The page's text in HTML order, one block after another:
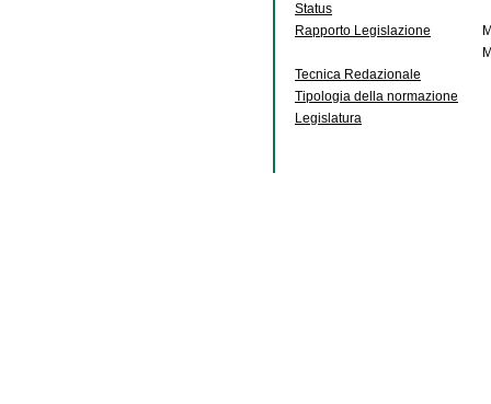
Status
Rapporto Legislazione
Tecnica Redazionale
Tipologia della normazione
Legislatura